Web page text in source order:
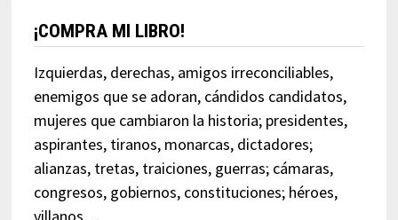
¡COMPRA MI LIBRO!
Izquierdas, derechas, amigos irreconciliables,
enemigos que se adoran, cándidos candidatos,
mujeres que cambiaron la historia; presidentes,
aspirantes, tiranos, monarcas, dictadores;
alianzas, tretas, traiciones, guerras; cámaras,
congresos, gobiernos, constituciones; héroes,